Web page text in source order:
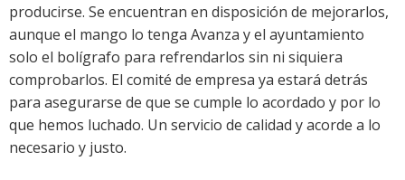
producirse. Se encuentran en disposición de mejorarlos,
aunque el mango lo tenga Avanza y el ayuntamiento
solo el bolígrafo para refrendarlos sin ni siquiera
comprobarlos. El comité de empresa ya estará detrás
para asegurarse de que se cumple lo acordado y por lo
que hemos luchado. Un servicio de calidad y acorde a lo
necesario y justo.